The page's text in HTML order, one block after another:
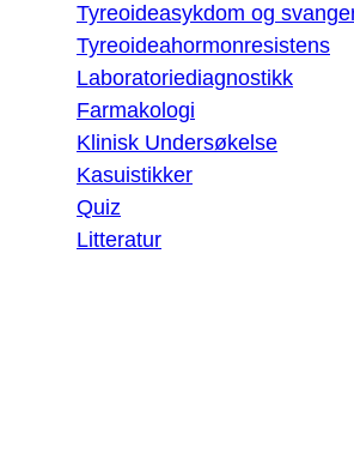
Tyreoideasykdom og
Tyreoideahormonresistens
Laboratoriediagnostikk
Farmakologi
Klinisk Undersøkelse
Kasuistikker
Quiz
Litteratur